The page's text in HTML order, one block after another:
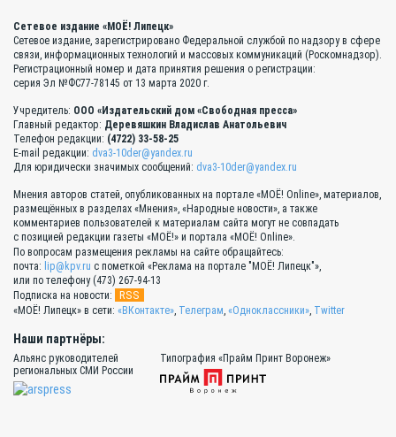
Сетевое издание «МОЁ! Липецк»
Сетевое издание, зарегистрировано Федеральной службой по надзору в сфере
связи, информационных технологий и массовых коммуникаций (Роскомнадзор).
Регистрационный номер и дата принятия решения о регистрации:
серия Эл №ФС77-78145 от 13 марта 2020 г.
Учредитель: ООО «Издательский дом «Свободная пресса»
Главный редактор: Деревяшкин Владислав Анатольевич
Телефон редакции: (4722) 33-58-25
E-mail редакции: dva3-10der@yandex.ru
Для юридически значимых сообщений: dva3-10der@yandex.ru
Мнения авторов статей, опубликованных на портале «МОЁ! Online», материалов,
размещённых в разделах «Мнения», «Народные новости», а также
комментариев пользователей к материалам сайта могут не совпадать
с позицией редакции газеты «МОЁ!» и портала «МОЁ! Online».
По вопросам размещения рекламы на сайте обращайтесь:
почта: lip@kpv.ru с пометкой «Реклама на портале "МОЁ! Липецк"»,
или по телефону (473) 267-94-13
Подписка на новости:
RSS
«МОЁ! Липецк» в сети: «ВКонтакте» Телеграм «Одноклассники» Twitter
Наши партнёры:
Альянс руководителей
региональных СМИ России
Типография «Прайм Принт Воронеж»